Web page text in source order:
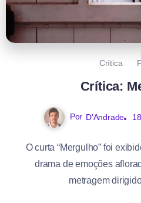
Crítica
Crítica:
Por D'Andrade
O curta “Mergulho” foi
drama de emoções
metragem